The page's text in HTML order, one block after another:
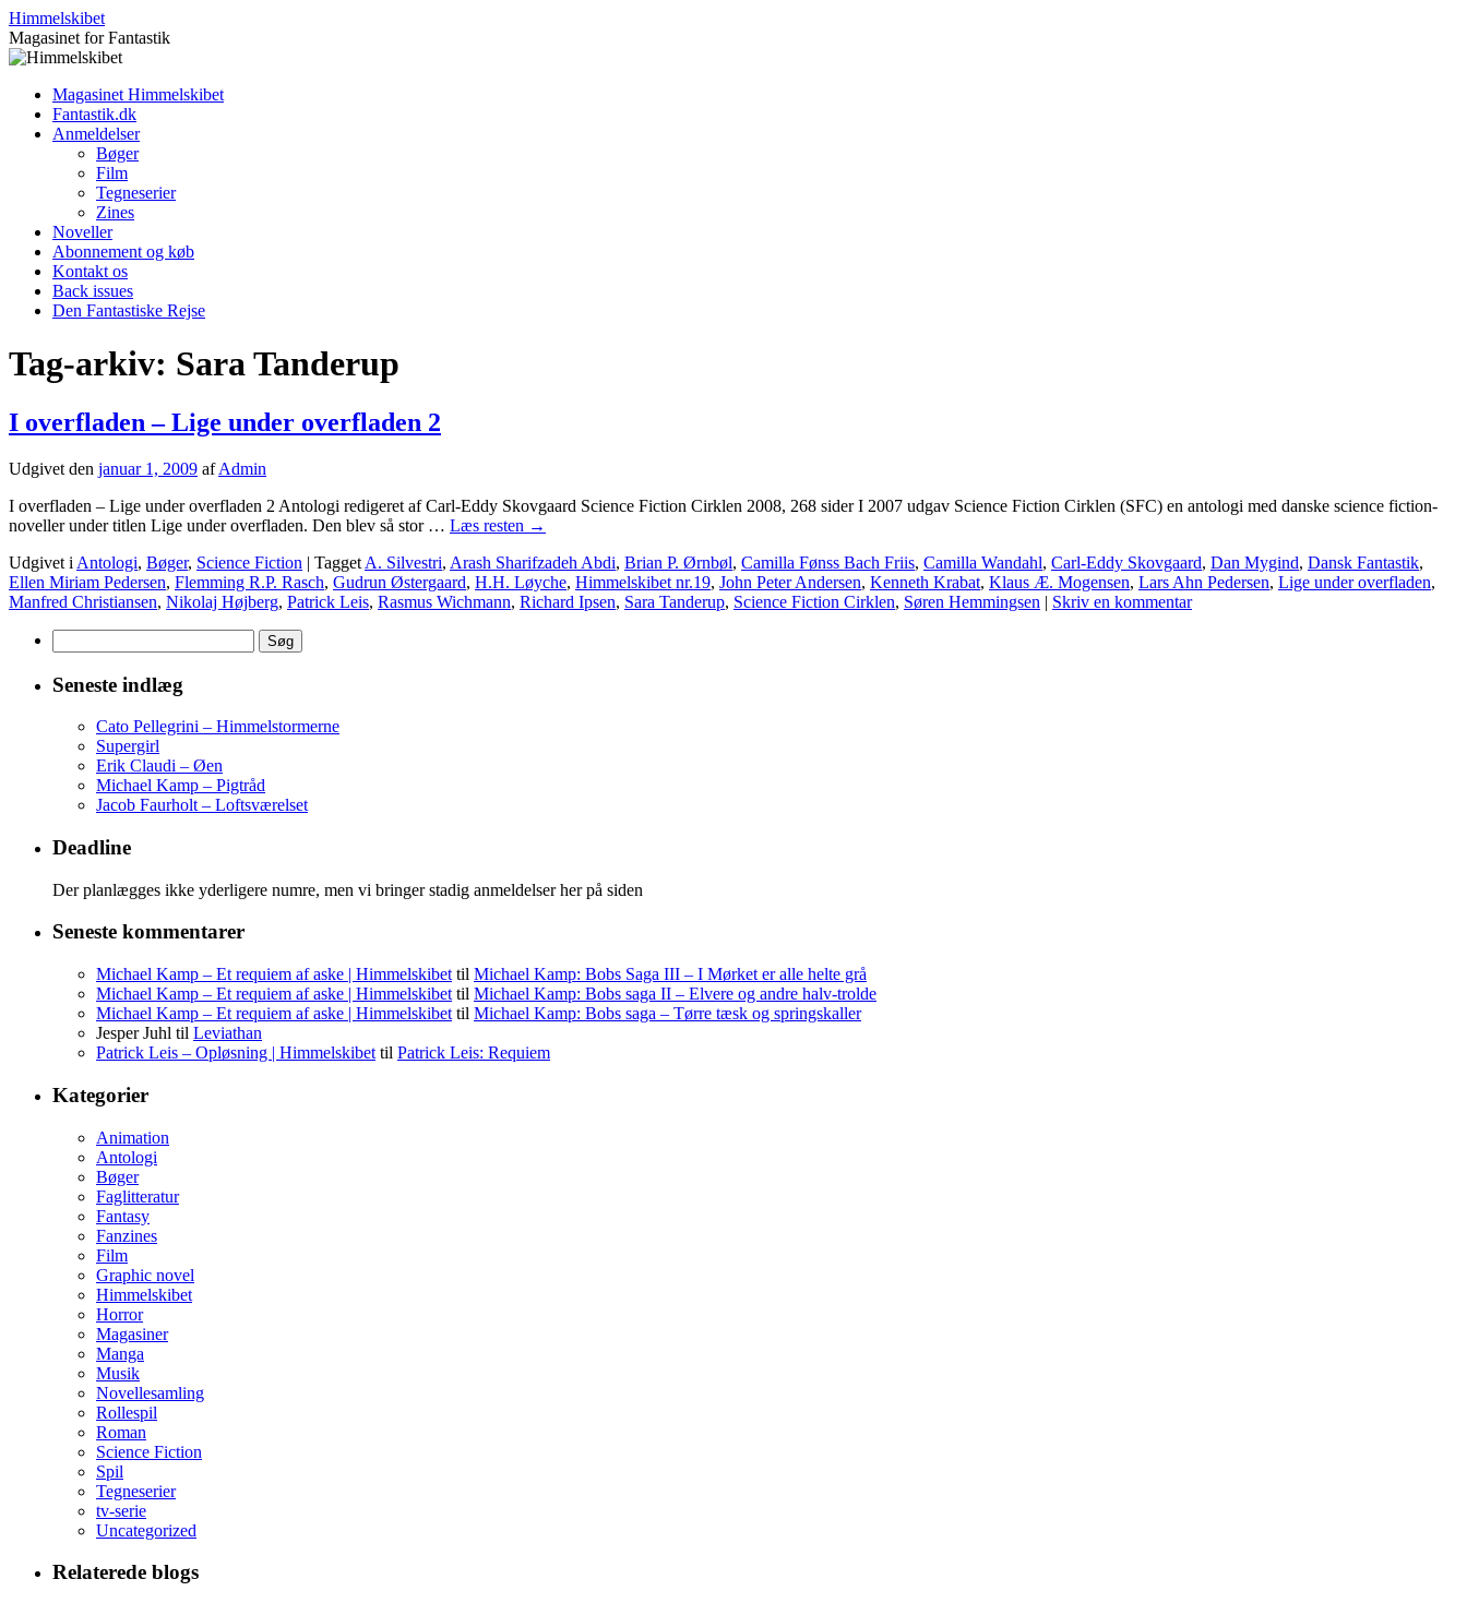
Hop
til
indhold
Himmelskibet
Magasinet for Fantastik
Magasinet Himmelskibet
Fantastik.dk
Anmeldelser
Bøger
Film
Tegneserier
Zines
Noveller
Abonnement og køb
Kontakt os
Back issues
Den Fantastiske Rejse
Tag-arkiv: Sara Tanderup
I overfladen – Lige under overfladen 2
Udgivet den januar 1, 2009 af Admin
I overfladen – Lige under overfladen 2 Antologi redigeret af Carl-Eddy Skovgaard Science Fiction Cirklen 2008, 268 sider I 2007 udgav Science Fiction Cirklen (SFC) en antologi med danske science fiction-
noveller under titlen Lige under overfladen. Den blev så stor … Læs resten →
Udgivet i Antologi, Bøger, Science Fiction | Tagget A. Silvestri, Arash Sharifzadeh Abdi, Brian P. Ørnbøl, Camilla Fønss Bach Friis, Camilla Wandahl, Carl-Eddy Skovgaard, Dan Mygind, Dansk Fantastik,
Ellen Miriam Pedersen, Flemming R.P. Rasch, Gudrun Østergaard, H.H. Løyche, Himmelskibet nr.19, John Peter Andersen, Kenneth Krabat, Klaus Æ. Mogensen, Lars Ahn Pedersen, Lige under overfladen,
Manfred Christiansen, Nikolaj Højberg, Patrick Leis, Rasmus Wichmann, Richard Ipsen, Sara Tanderup, Science Fiction Cirklen, Søren Hemmingsen | Skriv en kommentar
efter:
Seneste indlæg
Cato Pellegrini – Himmelstormerne
Supergirl
Erik Claudi – Øen
Michael Kamp – Pigtråd
Jacob Faurholt – Loftsværelset
Deadline
Der planlægges ikke yderligere numre, men vi bringer stadig anmeldelser her på siden
Seneste kommentarer
Michael Kamp – Et requiem af aske | Himmelskibet til Michael Kamp: Bobs Saga III – I Mørket er alle helte grå
Michael Kamp – Et requiem af aske | Himmelskibet til Michael Kamp: Bobs saga II – Elvere og andre halv-trolde
Michael Kamp – Et requiem af aske | Himmelskibet til Michael Kamp: Bobs saga – Tørre tæsk og springskaller
Jesper Juhl til Leviathan
Patrick Leis – Opløsning | Himmelskibet til Patrick Leis: Requiem
Kategorier
Animation
Antologi
Bøger
Faglitteratur
Fantasy
Fanzines
Film
Graphic novel
Himmelskibet
Horror
Magasiner
Manga
Musik
Novellesamling
Rollespil
Roman
Science Fiction
Spil
Tegneserier
tv-serie
Uncategorized
Relaterede blogs